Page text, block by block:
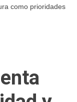
como prioridades